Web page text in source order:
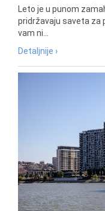
Leto je u punom
pridržavaju saveta za
vam ni...
Detaljnije ›